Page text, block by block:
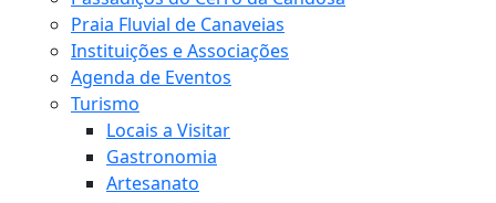
Praia Fluvial de Canaveias
Instituições e Associações
Agenda de Eventos
Turismo
Locais a Visitar
Gastronomia
Artesanato